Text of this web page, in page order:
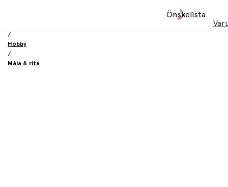
Önskelista
/
Hobby
/
Måla & rita